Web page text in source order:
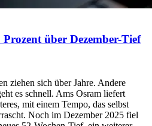
über Dezember-Tief
ziehen sich über Jahre. Andere
es schnell. Ams Osram liefert
mit einem Tempo, das selbst
Noch im Dezember 2025 fiel